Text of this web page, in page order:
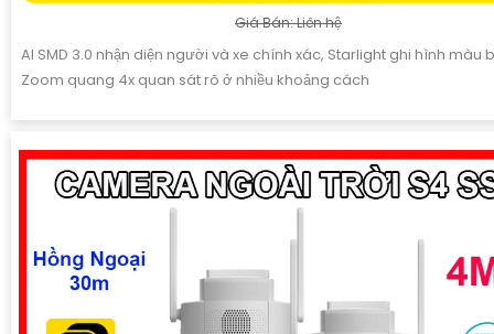
Giá Bán: Liên hệ
AI SMD 3.0 nhận diện người và xe chính xác, Starlight ghi hình màu
Zoom quang 4x quan sát rõ ở nhiều khoảng cách